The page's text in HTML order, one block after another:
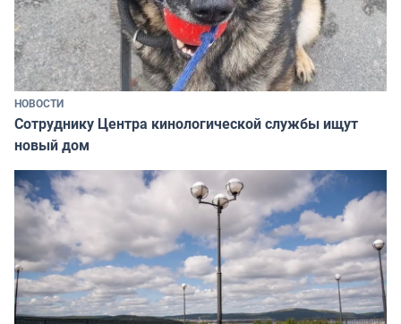
НОВОСТИ
Сотруднику Центра кинологической службы ищут
новый дом